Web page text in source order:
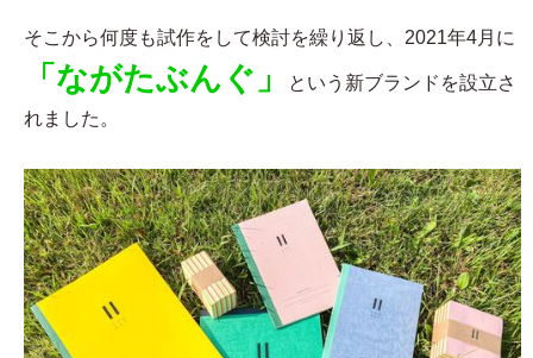
そこから何度も試作をして検討を繰り返し、2021年4月に
「ながたぶんぐ」
という新ブランドを設立さ
れました。